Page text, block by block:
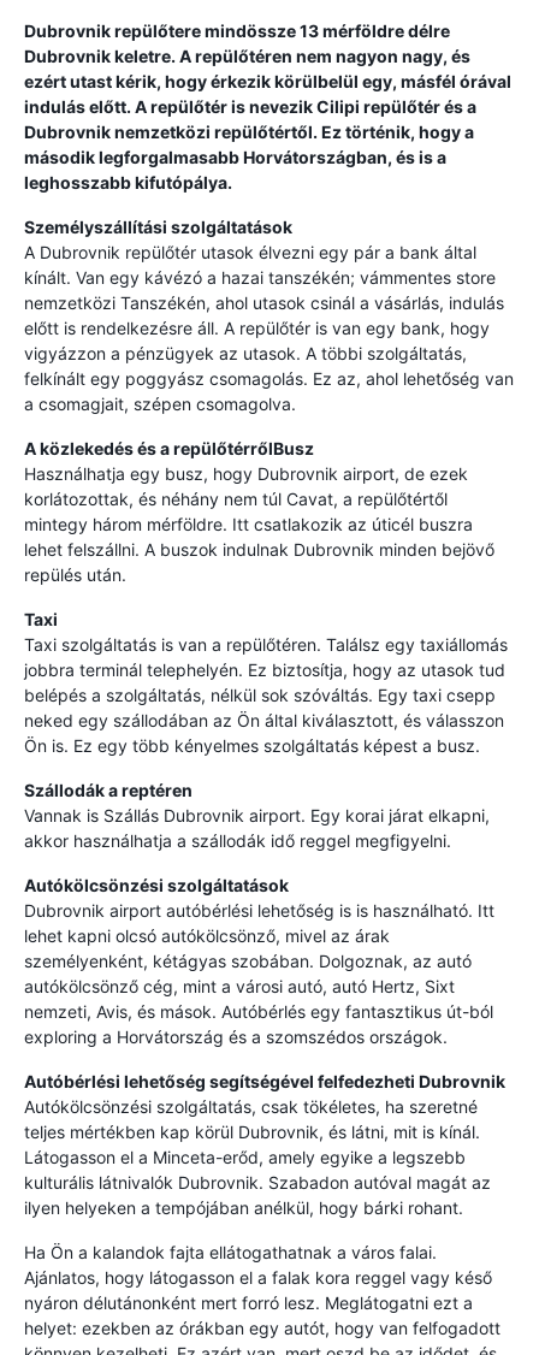
Dubrovnik repülőtere mindössze 13 mérföldre délre
Dubrovnik keletre. A repülőtéren nem nagyon nagy, és
ezért utast kérik, hogy érkezik körülbelül egy, másfél órával
indulás előtt. A repülőtér is nevezik Cilipi repülőtér és a
Dubrovnik nemzetközi repülőtértől. Ez történik, hogy a
második legforgalmasabb Horvátországban, és is a
leghosszabb kifutópálya.
Személyszállítási szolgáltatások
A Dubrovnik repülőtér utasok élvezni egy pár a bank által
kínált. Van egy kávézó a hazai tanszékén; vámmentes store
nemzetközi Tanszékén, ahol utasok csinál a vásárlás, indulás
előtt is rendelkezésre áll. A repülőtér is van egy bank, hogy
vigyázzon a pénzügyek az utasok. A többi szolgáltatás,
felkínált egy poggyász csomagolás. Ez az, ahol lehetőség van
a csomagjait, szépen csomagolva.
A közlekedés és a repülőtérrőlBusz
Használhatja egy busz, hogy Dubrovnik airport, de ezek
korlátozottak, és néhány nem túl Cavat, a repülőtértől
mintegy három mérföldre. Itt csatlakozik az úticél buszra
lehet felszállni. A buszok indulnak Dubrovnik minden bejövő
repülés után.
Taxi
Taxi szolgáltatás is van a repülőtéren. Találsz egy taxiállomás
jobbra terminál telephelyén. Ez biztosítja, hogy az utasok tud
belépés a szolgáltatás, nélkül sok szóváltás. Egy taxi csepp
neked egy szállodában az Ön által kiválasztott, és válasszon
Ön is. Ez egy több kényelmes szolgáltatás képest a busz.
Szállodák a reptéren
Vannak is Szállás Dubrovnik airport. Egy korai járat elkapni,
akkor használhatja a szállodák idő reggel megfigyelni.
Autókölcsönzési szolgáltatások
Dubrovnik airport autóbérlési lehetőség is is használható. Itt
lehet kapni olcsó autókölcsönző, mivel az árak
személyenként, kétágyas szobában. Dolgoznak, az autó
autókölcsönző cég, mint a városi autó, autó Hertz, Sixt
nemzeti, Avis, és mások. Autóbérlés egy fantasztikus út-ból
exploring a Horvátország és a szomszédos országok.
Autóbérlési lehetőség segítségével felfedezheti Dubrovnik
Autókölcsönzési szolgáltatás, csak tökéletes, ha szeretné
teljes mértékben kap körül Dubrovnik, és látni, mit is kínál.
Látogasson el a Minceta-erőd, amely egyike a legszebb
kulturális látnivalók Dubrovnik. Szabadon autóval magát az
ilyen helyeken a tempójában anélkül, hogy bárki rohant.
Ha Ön a kalandok fajta ellátogathatnak a város falai.
Ajánlatos, hogy látogasson el a falak kora reggel vagy késő
nyáron délutánonként mert forró lesz. Meglátogatni ezt a
helyet: ezekben az órákban egy autót, hogy van felfogadott